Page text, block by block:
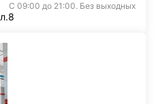
С 09:00 до 21:00. Без выходных